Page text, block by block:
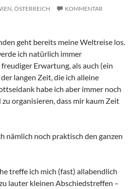
ÖSTERREICH
KOMMENTAR
geht bereits meine Weltreise los.
ich natürlich immer
Erwartung, als auch (ein
langen Zeit, die ich alleine
habe ich aber immer noch
organisieren, dass mir kaum Zeit
nämlich noch praktisch den ganzen
treffe ich mich (fast) allabendlich
lauter kleinen Abschiedstreffen –